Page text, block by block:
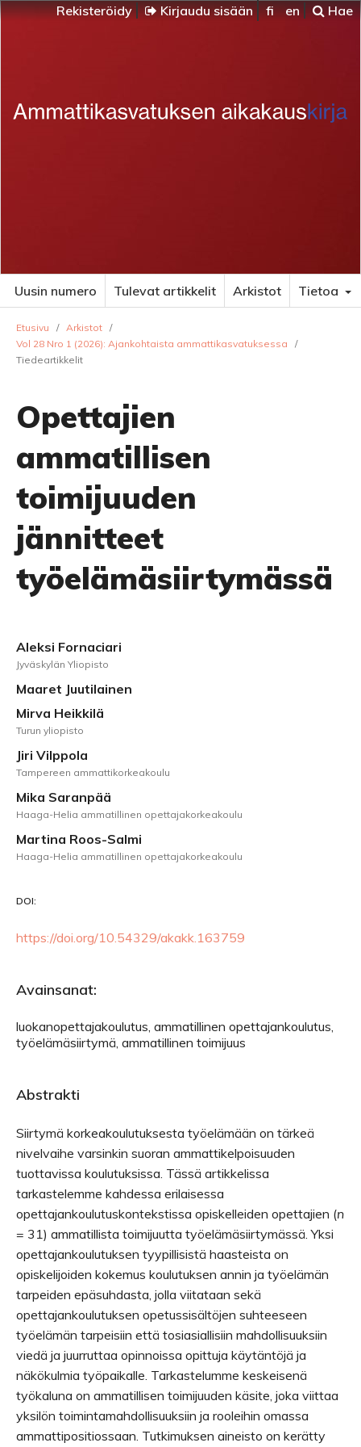
Rekisteröidy Kirjaudu sisään fi en Hae
Uusin numero Tulevat artikkelit Arkistot Tietoa
Etusivu / Arkistot /
Vol 28 Nro 1 (2026): Ajankohtaista ammattikasvatuksessa
/
Tiedeartikkelit
Opettajien
ammatillisen
toimijuuden
jännitteet
työelämäsiirtymässä
Aleksi Fornaciari
Jyväskylän Yliopisto
Maaret Juutilainen
Mirva Heikkilä
Turun yliopisto
Jiri Vilppola
Tampereen ammattikorkeakoulu
Mika Saranpää
Haaga-Helia ammatillinen opettajakorkeakoulu
Martina Roos-Salmi
Haaga-Helia ammatillinen opettajakorkeakoulu
DOI:
https://doi.org/10.54329/akakk.163759
Avainsanat:
luokanopettajakoulutus, ammatillinen opettajankoulutus,
työelämäsiirtymä, ammatillinen toimijuus
Abstrakti
Siirtymä korkeakoulutuksesta työelämään on tärkeä
nivelvaihe varsinkin suoran ammattikelpoisuuden
tuottavissa koulutuksissa. Tässä artikkelissa
tarkastelemme kahdessa erilaisessa
opettajankoulutuskontekstissa opiskelleiden opettajien (n
= 31) ammatillista toimijuutta työelämäsiirtymässä. Yksi
opettajankoulutuksen tyypillisistä haasteista on
opiskelijoiden kokemus koulutuksen annin ja työelämän
tarpeiden epäsuhdasta, jolla viitataan sekä
opettajankoulutuksen opetussisältöjen suhteeseen
työelämän tarpeisiin että tosiasiallisiin mahdollisuuksiin
viedä ja juurruttaa opinnoissa opittuja käytäntöjä ja
näkökulmia työpaikalle. Tarkastelumme keskeisenä
työkaluna on ammatillisen toimijuuden käsite, joka viittaa
yksilön toimintamahdollisuuksiin ja rooleihin omassa
ammattipositiossaan. Tutkimuksen aineisto on kerätty